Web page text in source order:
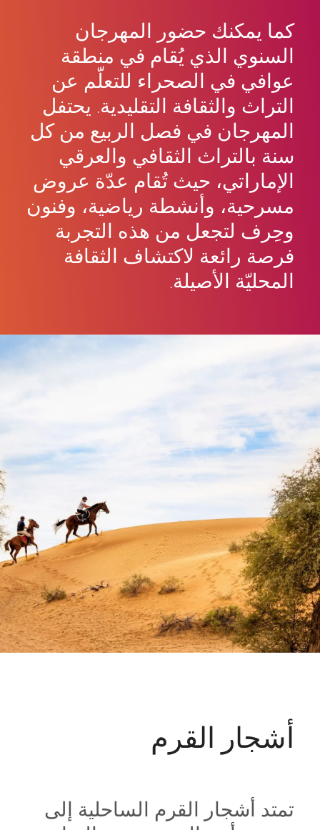
كما يمكنك حضور المهرجان
السنوي الذي يُقام في منطقة
عوافي في الصحراء للتعلّم عن
التراث والثقافة التقليدية. يحتفل
المهرجان في فصل الربيع من كل
سنة بالتراث الثقافي والعرقي
الإماراتي، حيث تُقام عدّة عروض
مسرحية، وأنشطة رياضية، وفنون
وحِرف لتجعل من هذه التجربة
فرصة رائعة لاكتشاف الثقافة
المحليّة الأصيلة.
أشجار القرم
تمتد أشجار القرم الساحلية إلى